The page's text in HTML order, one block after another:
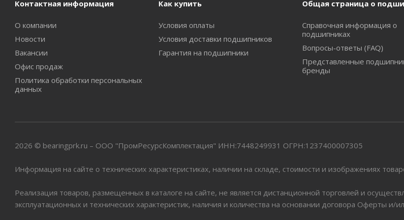
Контактная информация
О компании
Новости
Вакансии
Офис продаж
Политика обработки персональных
данных
Как купить
Условия оплаты
Условия доставки подшипников
Гарантия на подшипники
Общая страница о
Справочная информация о
подшипниках
Вопросы-ответы (FAQ)
Представленные
бренды
2026 © bearingprk.ru – ООО "ПромРесурсКомплектация" ИНН:7448249931 ОГРН:1237400007305
Информация на сайте о технических характеристиках, наличии на складе, стоимости и изображениях
Реализация товаров, размещенных в каталоге на сайте, не является дистанционной торговлей и
эксплуатационных и технических характеристик, наличия и количества на основании договора Оферты